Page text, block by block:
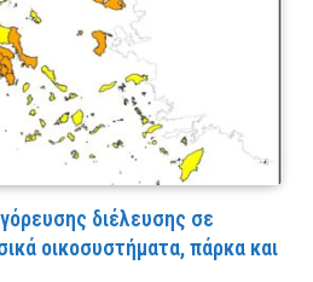
διέλευσης σε
οικοσυστήματα, πάρκα και